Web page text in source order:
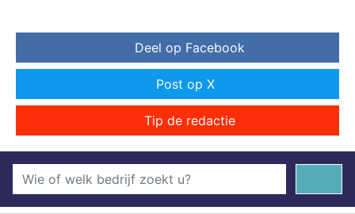
Deel op Facebook
Post op X
Tip de redactie